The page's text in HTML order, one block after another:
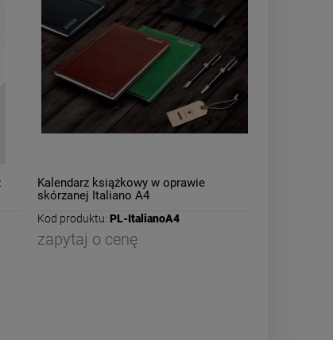
Kalendarz książkowy w oprawie
skórzanej Italiano A4
Kod produktu: PL-ItalianoA4
zapytaj o cenę